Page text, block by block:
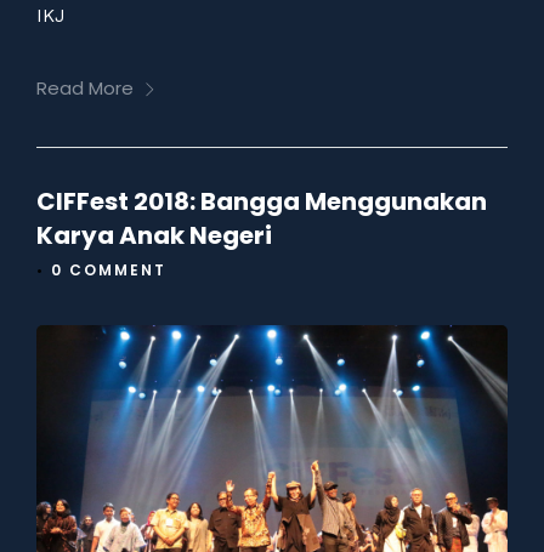
IKJ
Read More
CIFFest 2018: Bangga Menggunakan
Karya Anak Negeri
• 0 COMMENT